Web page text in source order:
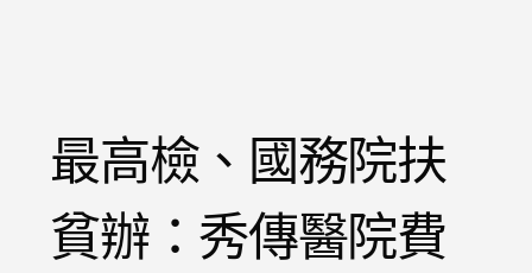
最高檢、國務院扶
貧辦：秀傳醫院費